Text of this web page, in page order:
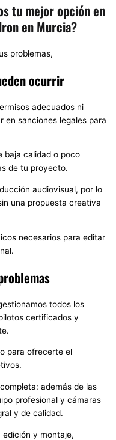
tu mejor opción en
en Murcia?
problemas,
ocurrir
adecuados ni
en sanciones legales para
baja calidad o poco
de tu proyecto.
audiovisual, por lo
una propuesta creativa
necesarios para editar
todos los
certificados y
para ofrecerte el
además de las
profesional y cámaras
y de calidad.
edición y montaje,